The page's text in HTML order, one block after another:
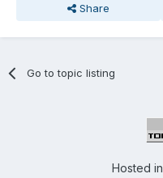
Share
Go to topic listing
Hosted in